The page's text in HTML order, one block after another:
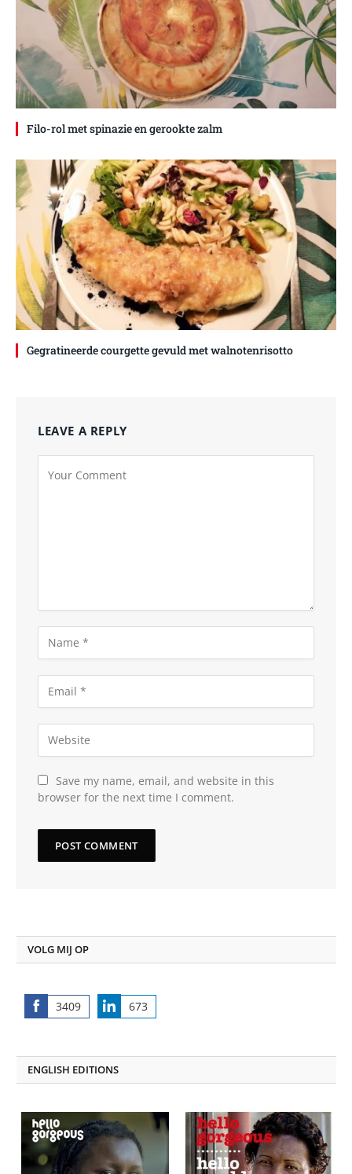
Filo-rol met spinazie en gerookte zalm
Gegratineerde courgette gevuld met walnotenrisotto
LEAVE A REPLY
Save my name, email, and website in this
browser for the next time I comment.
VOLG MIJ OP
3409
Share
673
Share
ENGLISH EDITIONS